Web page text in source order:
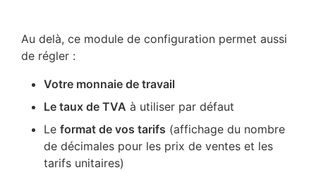
Au delà, ce module de configuration permet aussi
de régler :
Votre monnaie de travail
Le taux de TVA à utiliser par défaut
Le format de vos tarifs (affichage du nombre
de décimales pour les prix de ventes et les
tarifs unitaires)